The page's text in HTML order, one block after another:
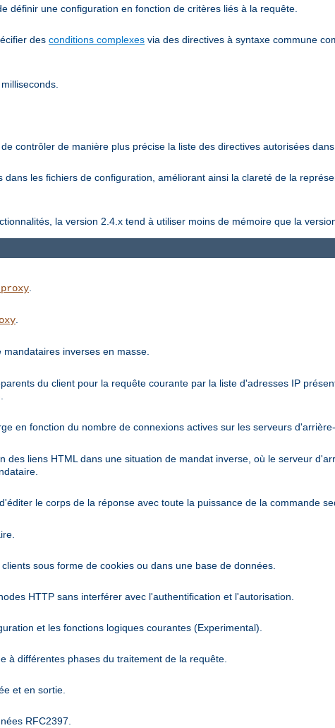
définir une configuration en fonction de critères liés à la requête.
des conditions complexes via des directives à syntaxe commune
contrôler de manière plus précise la liste des directives autorisées
dans les fichiers de configuration, améliorant ainsi la clareté de la
la version 2.4.x tend à utiliser moins de mémoire que la
inverses en masse.
du client pour la requête courante par la liste d'adresses IP
en fonction du nombre de connexions actives sur les serveurs
des liens HTML dans une situation de mandat inverse, où le serveur
le corps de la réponse avec toute la puissance de la commande
sous forme de cookies ou dans une base de données.
HTTP sans interférer avec l'authentification et l'autorisation.
et les fonctions logiques courantes (Experimental).
à différentes phases du traitement de la requête.
et en sortie.
RFC2397.